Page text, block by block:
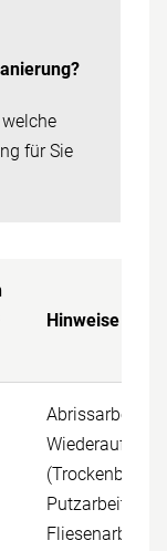
für Sie
Hinweise
Abrissarbeiten
Wiederaufbau
(Trockenbau,
Putzarbeiten,